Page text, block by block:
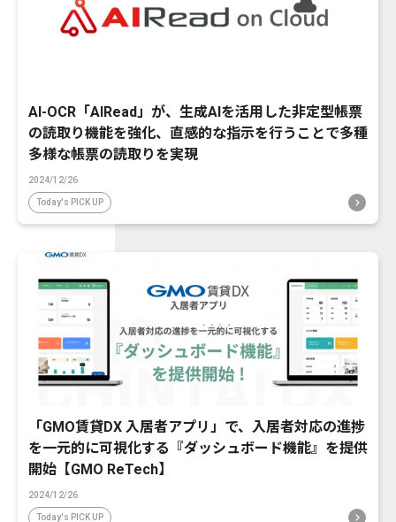
AI-OCR「AIRead」が、生成AIを活用した非定型帳票
の読取り機能を強化、直感的な指示を行うことで多種
多様な帳票の読取りを実現
2024/12/26
Today's PICK UP
「GMO賃貸DX 入居者アプリ」で、入居者対応の進捗
を一元的に可視化する『ダッシュボード機能』を提供
開始【GMO ReTech】
2024/12/26
Today's PICK UP